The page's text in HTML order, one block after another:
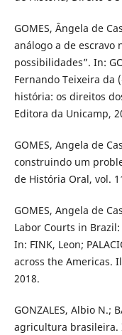
GOMES, Ângela de
análogo a de escravo
possibilidades”. In:
Fernando Teixeira da
história: os direitos
Editora da Unicamp,
GOMES, Angela de
construindo um
de História Oral, vol.
GOMES, Angela de
Labor Courts in
In: FINK, Leon;
across the Americas.
2018.
GONZALES, Albio N.;
agricultura brasileira.